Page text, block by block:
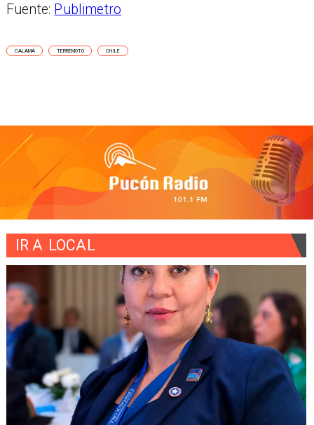
Fuente: Publimetro
CALAMA TERREMOTO CHILE
IR A LOCAL